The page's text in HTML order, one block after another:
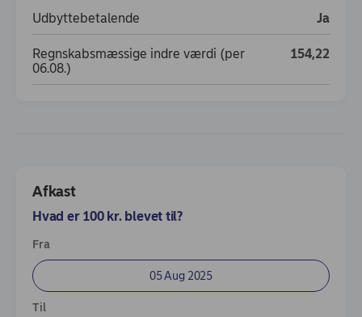
Udbyttebetalende Ja
Regnskabsmæssige indre værdi (per
06.08.)
154,22
Afkast
Afkast
Hvad er 100 kr. blevet til?
Enter Dates
Fra
Til
Beholdninger